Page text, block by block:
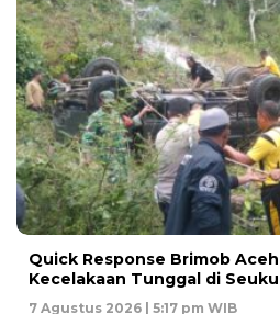
Quick Response Brimob
Kecelakaan Tunggal di
7 Agustus 2026 | 5:17 pm WIB